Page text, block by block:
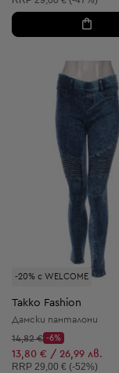
-20% с WELCOME
Takko Fashion
Дамски панталони
Начална цена:
14,82 €
Discount Price:
-6%
Намалена цена:
13,80 € / 26,99 лв.
Препоръчителна цена:
RRP 29,00 € (-52%)